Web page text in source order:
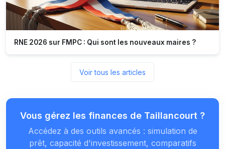
RNE 2026 sur FMPC : Qui sont les nouveaux maires ?
Voir tous les articles
Vous gérez les finances de Taillancourt ?
Accédez à des outils avancés : simulation de
prêt, capacité d'investissement, comparatifs